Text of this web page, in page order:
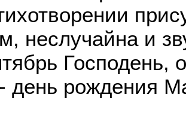
неслучайна и
Господень,
день рождения